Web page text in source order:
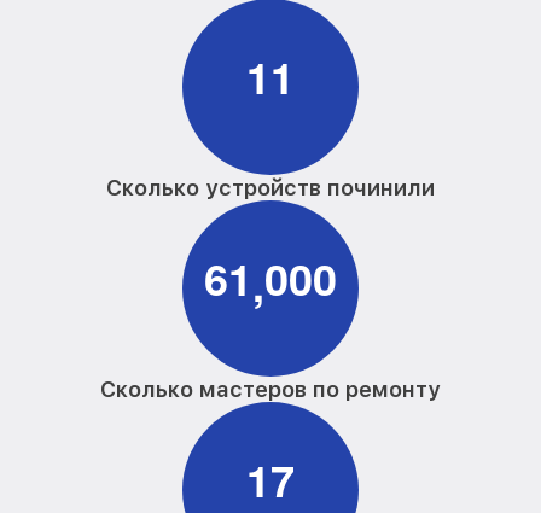
11
Сколько устройств починили
61,000
Сколько мастеров по ремонту
17